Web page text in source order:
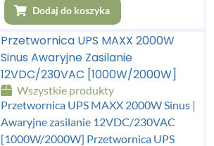
Dodaj do koszyka
Przetwornica UPS MAXX 2000W
Sinus Awaryjne Zasilanie
12VDC/230VAC [1000W/2000W]
Wszystkie produkty
Przetwornica UPS MAXX 2000W Sinus |
Awaryjne zasilanie 12VDC/230VAC
[1000W/2000W] Przetwornica UPS